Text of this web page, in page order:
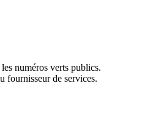
numéros verts publics.
fournisseur de services.